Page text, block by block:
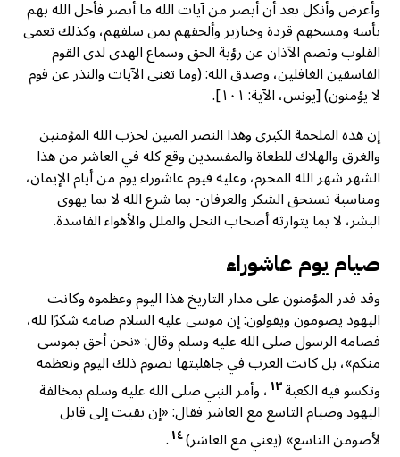
وأعرض وأنكل بعد أن أبصر من آيات الله ما أبصر فأحل الله بهم
بأسه ومسخهم قردة وخنازير وألحقهم بمن سلفهم، وكذلك تعمى
القلوب وتصم الآذان عن رؤية الحق وسماع الهدى لدى القوم
الفاسقين الغافلين، وصدق الله: (وما تغنى الآيات والنذر عن قوم
لا يؤمنون) [يونس، الآية: ١٠١].
إن هذه الملحمة الكبرى وهذا النصر المبين لحزب الله المؤمنين
والغرق والهلاك للطغاة والمفسدين وقع كله في العاشر من هذا
الشهر شهر الله المحرم، وعليه فيوم عاشوراء يوم من أيام الإيمان،
ومناسبة تستحق الشكر والعرفان- بما شرع الله لا بما يهوى
البشر، لا بما يتوارثه أصحاب النحل والملل والأهواء الفاسدة.
صيام يوم عاشوراء
وقد قدر المؤمنون على مدار التاريخ هذا اليوم وعظموه وكانت
اليهود يصومون ويقولون: إن موسى عليه السلام صامه شكرًا لله،
فصامه الرسول صلى الله عليه وسلم وقال: «نحن أحق بموسى
منكم»، بل كانت العرب في جاهليتها تصوم ذلك اليوم وتعظمه
وتكسو فيه الكعبة١٣ ، وأمر النبي صلى الله عليه وسلم بمخالفة
اليهود وصيام التاسع مع العاشر فقال: «إن بقيت إلى قابل
لأصومن التاسع» (يعني مع العاشر)١٤.